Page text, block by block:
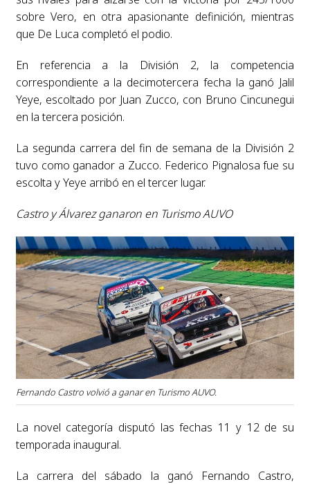
sobre Vero, en otra apasionante definición, mientras
que De Luca completó el podio.
En referencia a la División 2, la competencia
correspondiente a la decimotercera fecha la ganó Jalil
Yeye, escoltado por Juan Zucco, con Bruno Cincunegui
en la tercera posición.
La segunda carrera del fin de semana de la División 2
tuvo como ganador a Zucco. Federico Pignalosa fue su
escolta y Yeye arribó en el tercer lugar.
Castro y Álvarez ganaron en Turismo AUVO
Fernando Castro volvió a ganar en Turismo AUVO.
La novel categoría disputó las fechas 11 y 12 de su
temporada inaugural.
La carrera del sábado la ganó Fernando Castro,